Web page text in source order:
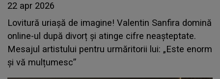
22 apr 2026
Lovitură uriașă de imagine! Valentin Sanfira domină
online-ul după divorț și atinge cifre neașteptate.
Mesajul artistului pentru urmăritorii lui: „Este enorm
și vă mulțumesc”